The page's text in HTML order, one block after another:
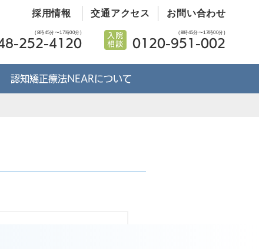
採用情報 交通アクセス お問い合わせ
(8時45分〜17時00分)
252-4120
(8時45分〜17時00分)
0120-951-002
認知矯正療法NEARについて